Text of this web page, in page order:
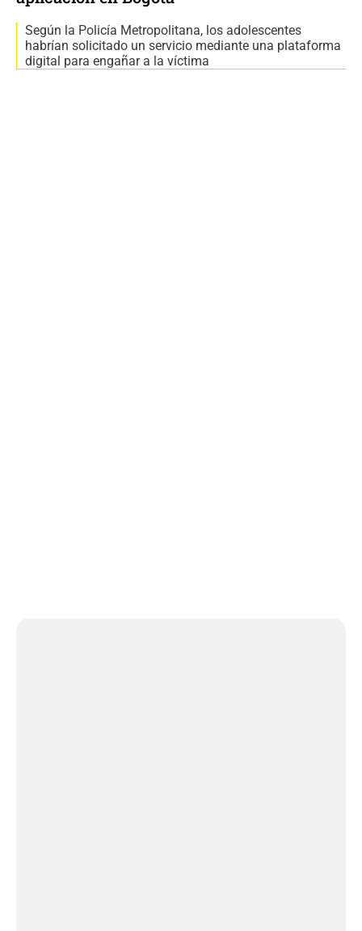
Según la Policía Metropolitana, los adolescentes
habrían solicitado un servicio mediante una plataforma
digital para engañar a la víctima